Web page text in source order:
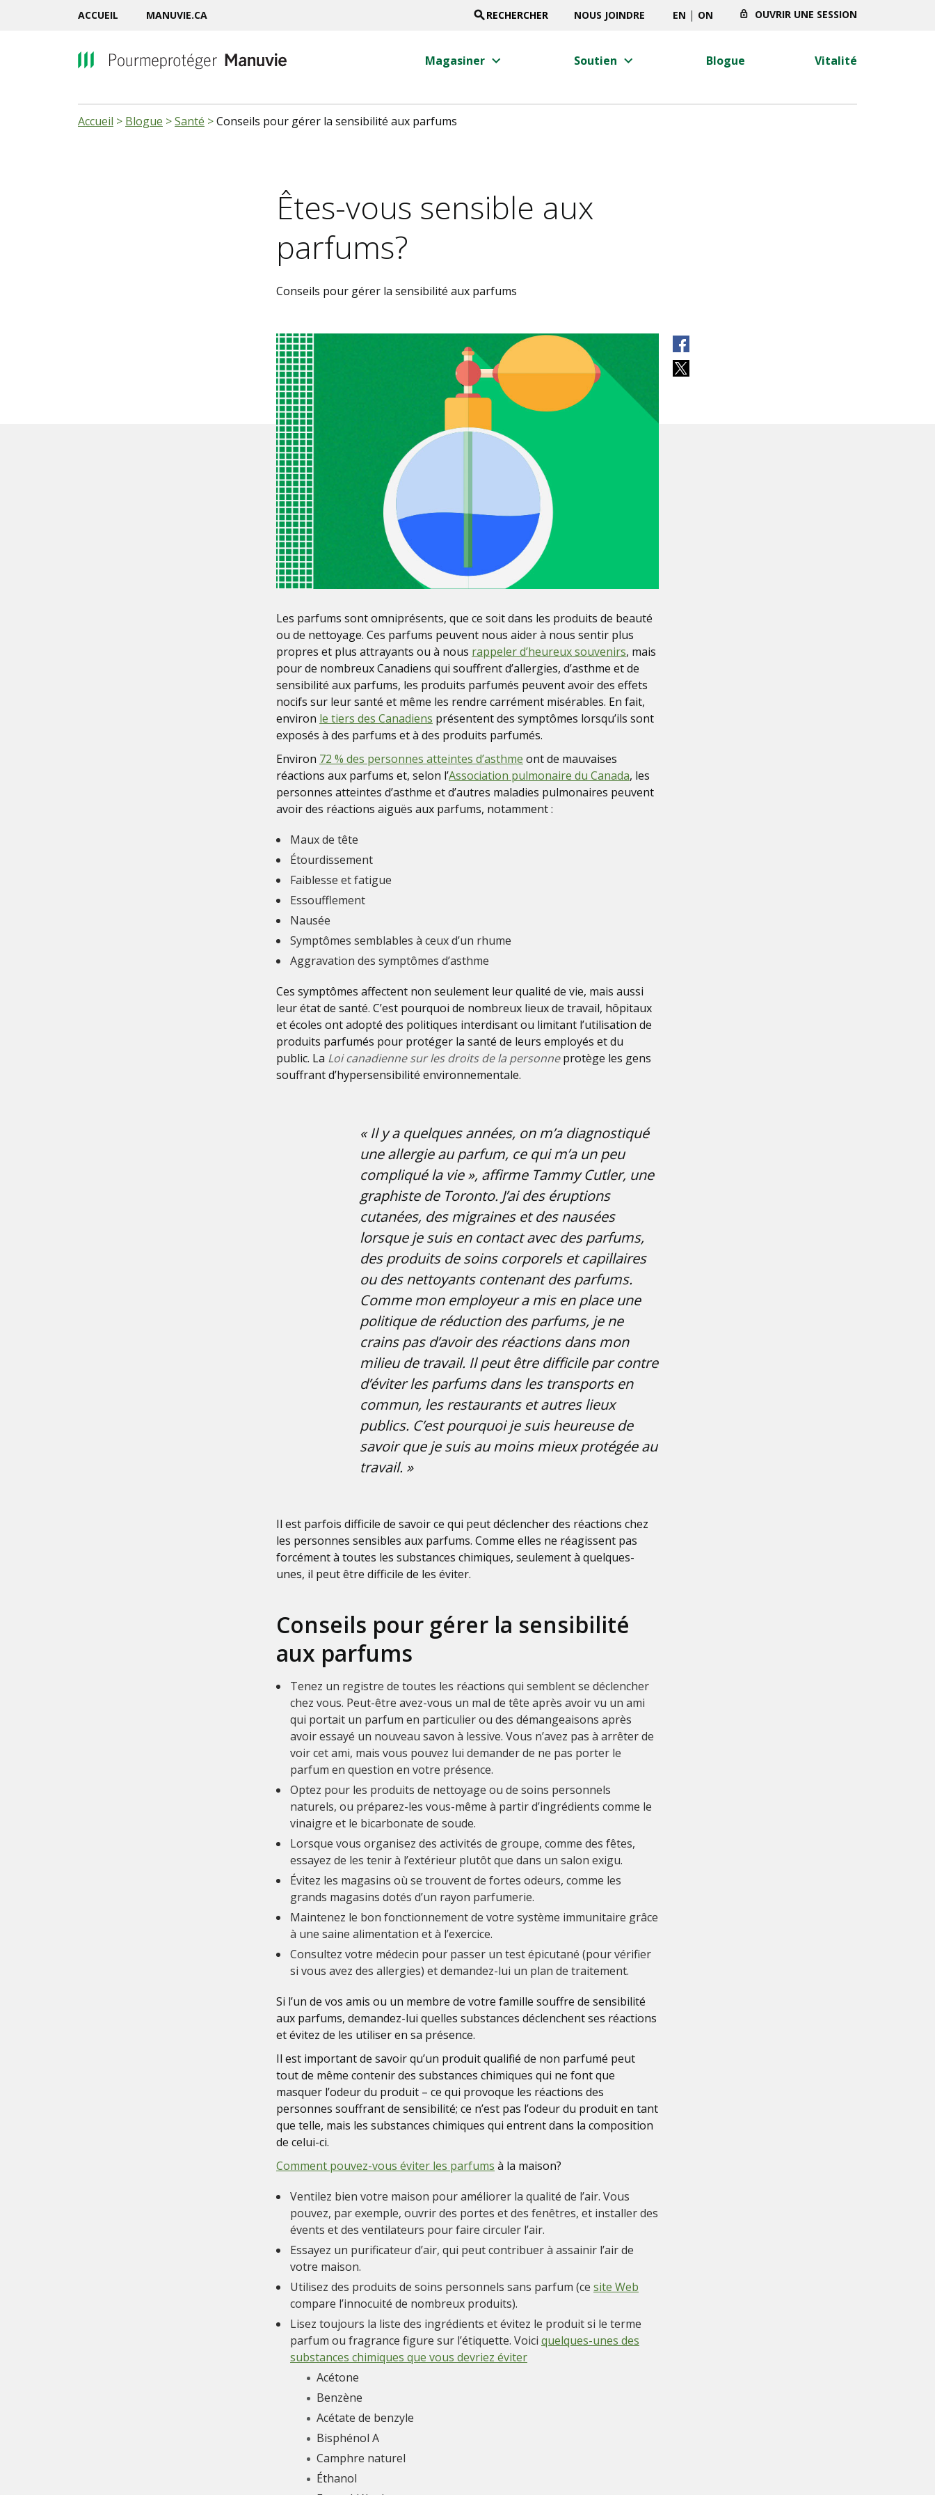
ACCUEIL MANUVIE.CA searchRECHERCHER NOUS JOINDRE EN | ON OUVRIR UNE SESSION
Magasiner keyboard_arrow_right Soutien keyboard_arrow_right Blogue Vitalité
Accueil > Blogue >Santé >Conseils pour gérer la sensibilité aux parfums
Êtes-vous sensible aux
parfums?
Conseils pour gérer la sensibilité aux parfums
Les parfums sont omniprésents, que ce soit dans les produits de beauté
ou de nettoyage. Ces parfums peuvent nous aider à nous sentir plus
propres et plus attrayants ou à nous rappeler d’heureux souvenirs, mais
pour de nombreux Canadiens qui souffrent d’allergies, d’asthme et de
sensibilité aux parfums, les produits parfumés peuvent avoir des effets
nocifs sur leur santé et même les rendre carrément misérables. En fait,
environ le tiers des Canadiens présentent des symptômes lorsqu’ils sont
exposés à des parfums et à des produits parfumés.
Environ 72 % des personnes atteintes d’asthme ont de mauvaises
réactions aux parfums et, selon l’Association pulmonaire du Canada, les
personnes atteintes d’asthme et d’autres maladies pulmonaires peuvent
avoir des réactions aiguës aux parfums, notamment :
Maux de tête
Étourdissement
Faiblesse et fatigue
Essoufflement
Nausée
Symptômes semblables à ceux d’un rhume
Aggravation des symptômes d’asthme
Ces symptômes affectent non seulement leur qualité de vie, mais aussi
leur état de santé. C’est pourquoi de nombreux lieux de travail, hôpitaux
et écoles ont adopté des politiques interdisant ou limitant l’utilisation de
produits parfumés pour protéger la santé de leurs employés et du
public. La Loi canadienne sur les droits de la personneprotège les gens
souffrant d’hypersensibilité environnementale.
« Il y a quelques années, on m’a diagnostiqué
une allergie au parfum, ce qui m’a un peu
compliqué la vie », affirme Tammy Cutler, une
graphiste de Toronto. J’ai des éruptions
cutanées, des migraines et des nausées
lorsque je suis en contact avec des parfums,
des produits de soins corporels et capillaires
ou des nettoyants contenant des parfums.
Comme mon employeur a mis en place une
politique de réduction des parfums, je ne
crains pas d’avoir des réactions dans mon
milieu de travail. Il peut être difficile par contre
d’éviter les parfums dans les transports en
commun, les restaurants et autres lieux
publics. C’est pourquoi je suis heureuse de
savoir que je suis au moins mieux protégée au
travail. »
Il est parfois difficile de savoir ce qui peut déclencher des réactions chez
les personnes sensibles aux parfums. Comme elles ne réagissent pas
forcément à toutes les substances chimiques, seulement à quelques-
unes, il peut être difficile de les éviter.
Conseils pour gérer la sensibilité
aux parfums
Tenez un registre de toutes les réactions qui semblent se déclencher
chez vous. Peut-être avez-vous un mal de tête après avoir vu un ami
qui portait un parfum en particulier ou des démangeaisons après
avoir essayé un nouveau savon à lessive. Vous n’avez pas à arrêter de
voir cet ami, mais vous pouvez lui demander de ne pas porter le
parfum en question en votre présence.
Optez pour les produits de nettoyage ou de soins personnels
naturels, ou préparez-les vous-même à partir d’ingrédients comme le
vinaigre et le bicarbonate de soude.
Lorsque vous organisez des activités de groupe, comme des fêtes,
essayez de les tenir à l’extérieur plutôt que dans un salon exigu.
Évitez les magasins où se trouvent de fortes odeurs, comme les
grands magasins dotés d’un rayon parfumerie.
Maintenez le bon fonctionnement de votre système immunitaire grâce
à une saine alimentation et à l’exercice.
Consultez votre médecin pour passer un test épicutané (pour vérifier
si vous avez des allergies) et demandez-lui un plan de traitement.
Si l’un de vos amis ou un membre de votre famille souffre de sensibilité
aux parfums, demandez-lui quelles substances déclenchent ses réactions
et évitez de les utiliser en sa présence.
Il est important de savoir qu’un produit qualifié de non parfumé peut
tout de même contenir des substances chimiques qui ne font que
masquer l’odeur du produit – ce qui provoque les réactions des
personnes souffrant de sensibilité; ce n’est pas l’odeur du produit en tant
que telle, mais les substances chimiques qui entrent dans la composition
de celui-ci.
Comment pouvez-vous éviter les parfums à la maison?
Ventilez bien votre maison pour améliorer la qualité de l’air. Vous
pouvez, par exemple, ouvrir des portes et des fenêtres, et installer des
évents et des ventilateurs pour faire circuler l’air.
Essayez un purificateur d’air, qui peut contribuer à assainir l’air de
votre maison.
Utilisez des produits de soins personnels sans parfum (ce site Web
compare l’innocuité de nombreux produits).
Lisez toujours la liste des ingrédients et évitez le produit si le terme
parfum ou fragrance figure sur l’étiquette. Voici quelques-unes des
substances chimiques que vous devriez éviter
Acétone
Benzène
Acétate de benzyle
Bisphénol A
Camphre naturel
Éthanol